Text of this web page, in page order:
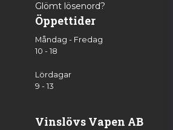
Glömt lösenord?
Öppettider
Måndag - Fredag
10 - 18
Lördagar
9 - 13
Vinslövs Vapen AB